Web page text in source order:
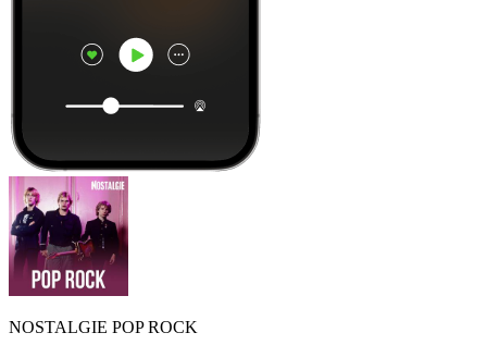
NOSTALGIE POP ROCK